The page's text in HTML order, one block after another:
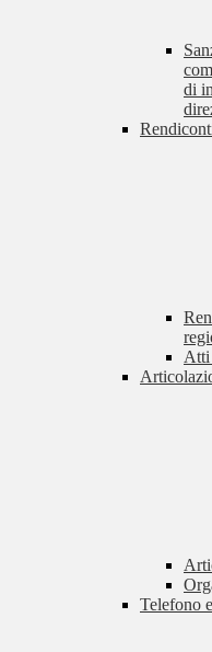
di
Atti
Telefono